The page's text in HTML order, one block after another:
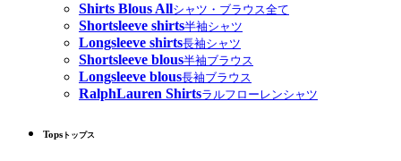
Shirts Blous Allシャツ・ブラウス全て
Shortsleeve shirts半袖シャツ
Longsleeve shirts長袖シャツ
Shortsleeve blous半袖ブラウス
Longsleeve blous長袖ブラウス
RalphLauren Shirtsラルフローレンシャツ
Tops トップス